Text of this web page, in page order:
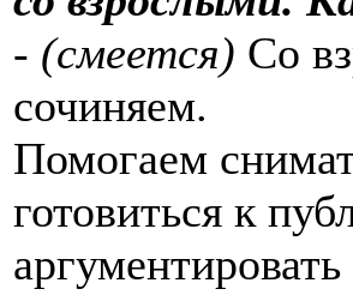
- (смеется) Со
сочиняем.
Помогаем
готовиться к